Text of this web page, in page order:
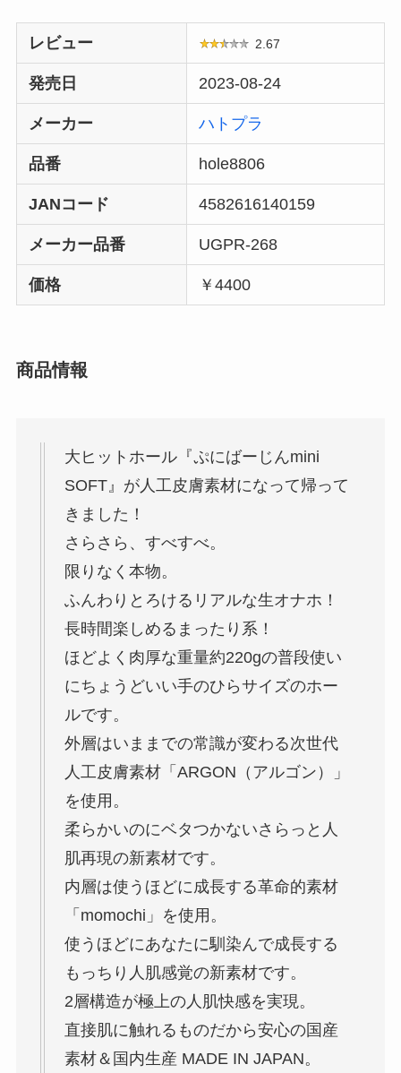
レビュー 2.67
発売日 2023-08-24
メーカー ハトプラ
品番 hole8806
JANコード 4582616140159
メーカー品番 UGPR-268
価格 ￥4400
商品情報
大ヒットホール『ぷにばーじんmini
SOFT』が人工皮膚素材になって帰って
きました！
さらさら、すべすべ。
限りなく本物。
ふんわりとろけるリアルな生オナホ！
長時間楽しめるまったり系！
ほどよく肉厚な重量約220gの普段使い
にちょうどいい手のひらサイズのホー
ルです。
外層はいままでの常識が変わる次世代
人工皮膚素材「ARGON（アルゴン）」
を使用。
柔らかいのにベタつかないさらっと人
肌再現の新素材です。
内層は使うほどに成長する革命的素材
「momochi」を使用。
使うほどにあなたに馴染んで成長する
もっちり人肌感覚の新素材です。
2層構造が極上の人肌快感を実現。
直接肌に触れるものだから安心の国産
素材＆国内生産 MADE IN JAPAN。